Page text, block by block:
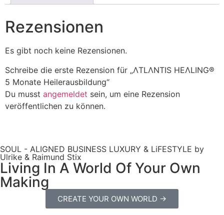
Rezensionen
Es gibt noch keine Rezensionen.
Schreibe die erste Rezension für „ΛTLΛNTIS HEΛLING®
5 Monate Heilerausbildung“
Du musst angemeldet sein, um eine Rezension
veröffentlichen zu können.
SOUL - ALIGNED BUSINESS LUXURY & LiFESTYLE by
Ulrike & Raimund Stix
Living In A World Of Your Own
Making
CREATE YOUR OWN WORLD →